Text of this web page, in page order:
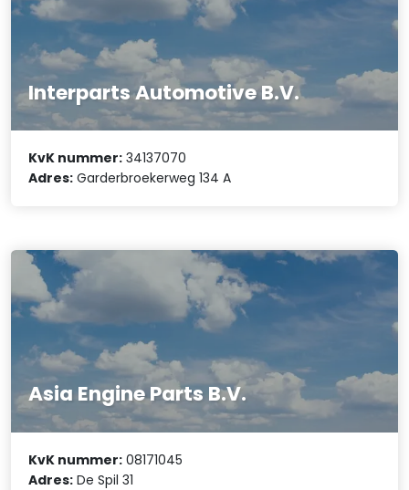
Interparts Automotive B.V.
KvK nummer: 34137070
Adres: Garderbroekerweg 134 A
Asia Engine Parts B.V.
KvK nummer: 08171045
Adres: De Spil 31